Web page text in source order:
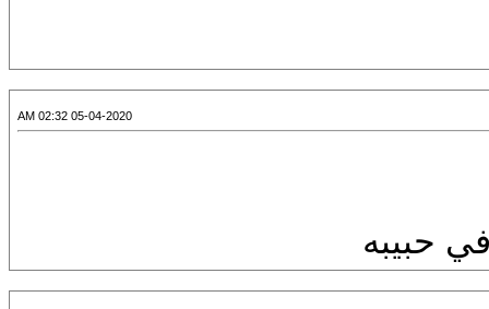
05-04-2020 02:32 AM
حبيبه